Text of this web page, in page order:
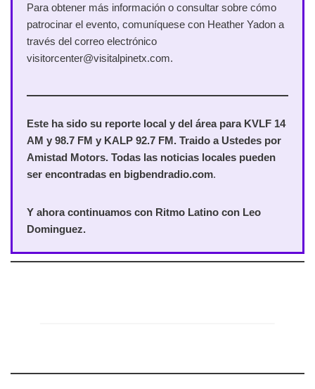
Para obtener más información o consultar sobre cómo
patrocinar el evento, comuníquese con Heather Yadon a
través del correo electrónico
visitorcenter@visitalpinetx.com.
Este ha sido su reporte local y del área para KVLF 14
AM y 98.7 FM y KALP 92.7 FM. Traido a Ustedes por
Amistad Motors. Todas las noticias locales pueden
ser encontradas en bigbendradio.com.
Y ahora continuamos con Ritmo Latino con Leo
Dominguez.